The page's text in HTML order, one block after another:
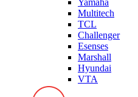
Multitech
TCL
Challenger
Esenses
Marshall
Hyundai
VTA